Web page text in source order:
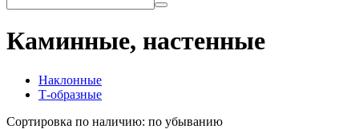
Каминные, настенные
Наклонные
Т-образные
Сортировка по наличию: по убыванию